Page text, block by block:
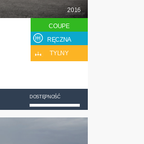
2016
COUPE
RĘCZNA
TYLNY
DOSTĘPNOŚĆ